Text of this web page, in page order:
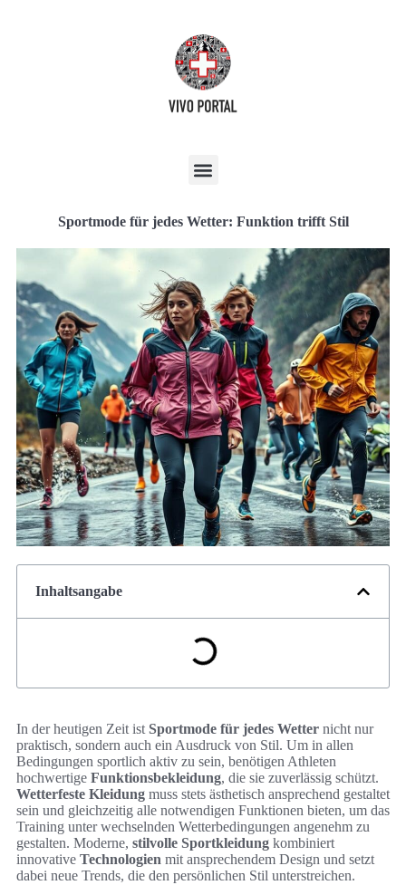
Sportmode für jedes Wetter: Funktion trifft Stil
Inhaltsangabe
In der heutigen Zeit ist Sportmode für jedes Wetter nicht nur
praktisch, sondern auch ein Ausdruck von Stil. Um in allen
Bedingungen sportlich aktiv zu sein, benötigen Athleten
hochwertige Funktionsbekleidung, die sie zuverlässig schützt.
Wetterfeste Kleidung muss stets ästhetisch ansprechend gestaltet
sein und gleichzeitig alle notwendigen Funktionen bieten, um das
Training unter wechselnden Wetterbedingungen angenehm zu
gestalten. Moderne, stilvolle Sportkleidung kombiniert
innovative Technologien mit ansprechendem Design und setzt
dabei neue Trends, die den persönlichen Stil unterstreichen.